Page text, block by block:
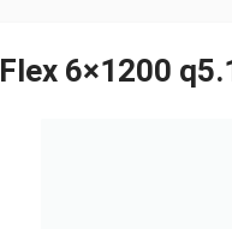
Flex 6×1200